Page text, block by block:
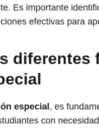
Es importante
efectivas para
diferentes
especial , es
con